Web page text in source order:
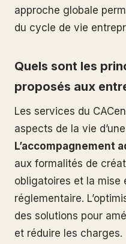
approche globale
du cycle de vie
Quels sont les
proposés aux
Les services du
aspects de la vie
L’accompagnement
aux formalités de
obligatoires et la mise
réglementaire.
des solutions pour
et réduire les charges.